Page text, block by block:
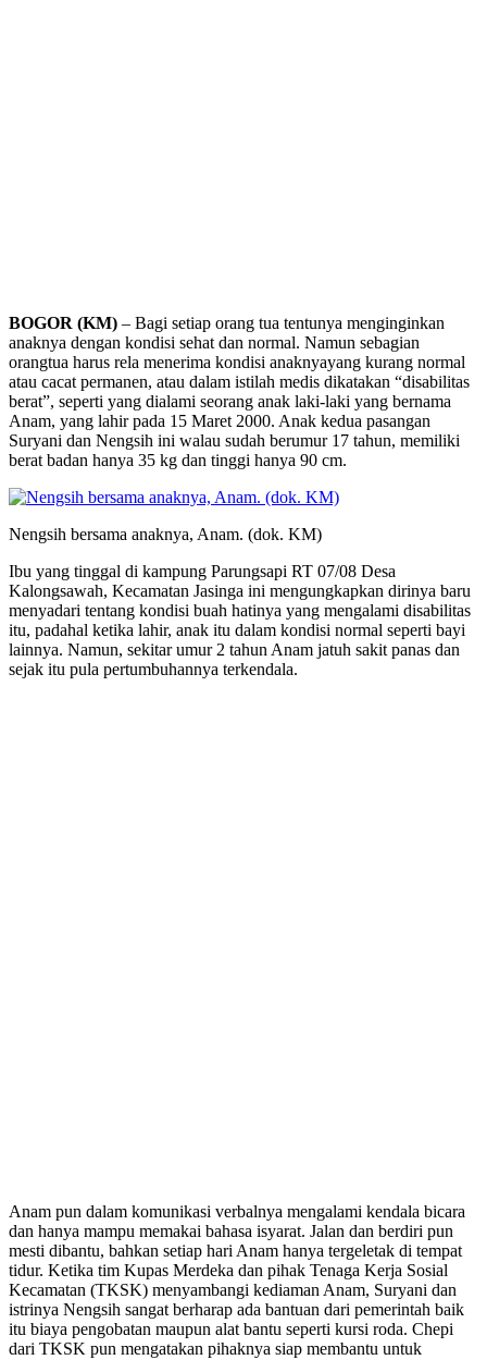
BOGOR (KM) – Bagi setiap orang tua tentunya menginginkan
anaknya dengan kondisi sehat dan normal. Namun sebagian
orangtua harus rela menerima kondisi anaknyayang kurang normal
atau cacat permanen, atau dalam istilah medis dikatakan “disabilitas
berat”, seperti yang dialami seorang anak laki-laki yang bernama
Anam, yang lahir pada 15 Maret 2000. Anak kedua pasangan
Suryani dan Nengsih ini walau sudah berumur 17 tahun, memiliki
berat badan hanya 35 kg dan tinggi hanya 90 cm.
Nengsih bersama anaknya, Anam. (dok. KM)
Ibu yang tinggal di kampung Parungsapi RT 07/08 Desa
Kalongsawah, Kecamatan Jasinga ini mengungkapkan dirinya baru
menyadari tentang kondisi buah hatinya yang mengalami disabilitas
itu, padahal ketika lahir, anak itu dalam kondisi normal seperti bayi
lainnya. Namun, sekitar umur 2 tahun Anam jatuh sakit panas dan
sejak itu pula pertumbuhannya terkendala.
Anam pun dalam komunikasi verbalnya mengalami kendala bicara
dan hanya mampu memakai bahasa isyarat. Jalan dan berdiri pun
mesti dibantu, bahkan setiap hari Anam hanya tergeletak di tempat
tidur. Ketika tim Kupas Merdeka dan pihak Tenaga Kerja Sosial
Kecamatan (TKSK) menyambangi kediaman Anam, Suryani dan
istrinya Nengsih sangat berharap ada bantuan dari pemerintah baik
itu biaya pengobatan maupun alat bantu seperti kursi roda. Chepi
dari TKSK pun mengatakan pihaknya siap membantu untuk